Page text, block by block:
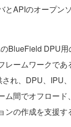
とAPIのオープン
BlueField DPU用
レームワークであ
れ、DPU、IPU
ム間でオフロー
の作成を支援す